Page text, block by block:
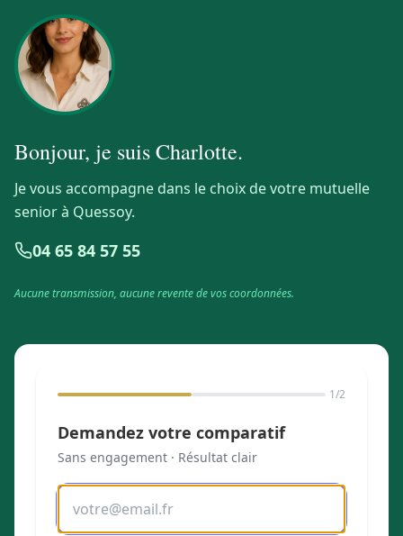
Bonjour, je suisCharlotte.
Je vous accompagne dans le choix de votre mutuelle
senior à Quessoy.
04 65 84 57 55
Aucune transmission, aucune revente de vos coordonnées.
1/2
Demandez votre comparatif
Sans engagement · Résultat clair